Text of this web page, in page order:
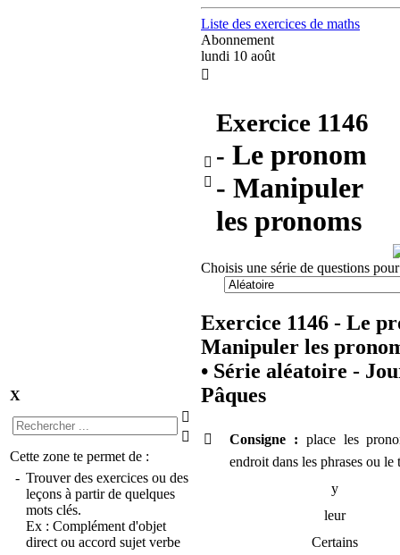
X


Cette zone te permet de :
- Trouver des exercices ou des
leçons à partir de quelques
mots clés.
Ex : Complément d'objet
direct ou accord sujet verbe
Liste des exercices de maths
Abonnement
lundi 10 août



Exercice 1146
- Le pronom
- Manipuler
les pronoms
Choisis une série de questions
Exercice 1146 - Le
Manipuler les
• Série aléatoire -
Pâques
 Consigne : place les
endroit dans les phrases ou le
y
leur
Certains